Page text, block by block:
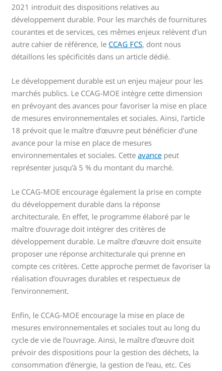
2021 introduit des dispositions relatives au
développement durable. Pour les marchés de fournitures
courantes et de services, ces mêmes enjeux relèvent d’un
autre cahier de référence, le CCAG FCS, dont nous
détaillons les spécificités dans un article dédié.
Le développement durable est un enjeu majeur pour les
marchés publics. Le CCAG-MOE intègre cette dimension
en prévoyant des avances pour favoriser la mise en place
de mesures environnementales et sociales. Ainsi, l’article
18 prévoit que le maître d’œuvre peut bénéficier d’une
avance pour la mise en place de mesures
environnementales et sociales. Cetteavance peut
représenter jusqu’à 5 % du montant du marché.
Le CCAG-MOE encourage également la prise en compte
du développement durable dans la réponse
architecturale. En effet, le programme élaboré par le
maître d’ouvrage doit intégrer des critères de
développement durable. Le maître d’œuvre doit ensuite
proposer une réponse architecturale qui prenne en
compte ces critères. Cette approche permet de favoriser la
réalisation d’ouvrages durables et respectueux de
l’environnement.
Enfin, le CCAG-MOE encourage la mise en place de
mesures environnementales et sociales tout au long du
cycle de vie de l’ouvrage. Ainsi, le maître d’œuvre doit
prévoir des dispositions pour la gestion des déchets, la
consommation d’énergie, la gestion de l’eau, etc. Ces